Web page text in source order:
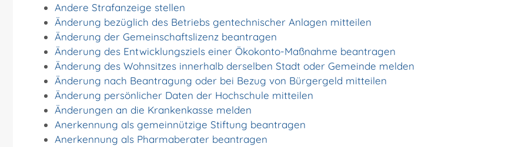
Andere Strafanzeige stellen
Änderung bezüglich des Betriebs gentechnischer Anlagen mitteilen
Änderung der Gemeinschaftslizenz beantragen
Änderung des Entwicklungsziels einer Ökokonto-Maßnahme beantragen
Änderung des Wohnsitzes innerhalb derselben Stadt oder Gemeinde melden
Änderung nach Beantragung oder bei Bezug von Bürgergeld mitteilen
Änderung persönlicher Daten der Hochschule mitteilen
Änderungen an die Krankenkasse melden
Anerkennung als gemeinnützige Stiftung beantragen
Anerkennung als Pharmaberater beantragen